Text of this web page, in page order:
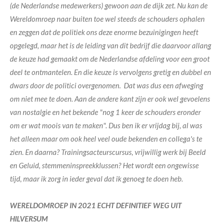
(de Nederlandse medewerkers) gewoon aan de dijk zet. Nu kan de
Wereldomroep naar buiten toe wel steeds de schouders ophalen
en zeggen dat de politiek ons deze enorme bezuinigingen heeft
opgelegd, maar het is de leiding van dit bedrijf die daarvoor allang
de keuze had gemaakt om de Nederlandse afdeling voor een groot
deel te ontmantelen. En die keuze is vervolgens gretig en dubbel en
dwars door de politici overgenomen. Dat was dus een afweging
om niet mee te doen. Aan de andere kant zijn er ook wel gevoelens
van nostalgie en het bekende "nog 1 keer de schouders eronder
om er wat moois van te maken". Dus ben ik er vrijdag bij, al was
het alleen maar om ook heel veel oude bekenden en collega's te
zien. En daarna? Trainingsacteurscursus, vrijwillig werk bij Beeld
en Geluid, stemmeninspreekklussen? Het wordt een ongewisse
tijd, maar ik zorg in ieder geval dat ik genoeg te doen heb.
WERELDOMROEP IN 2021 ECHT DEFINITIEF WEG UIT
HILVERSUM